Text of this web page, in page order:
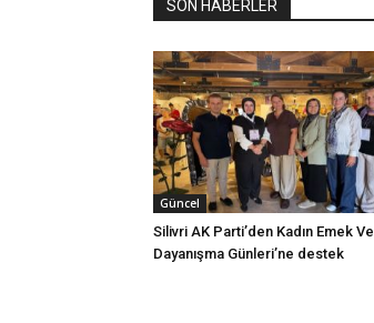
SON HABERLER
Güncel
Silivri AK Parti’den Kadın Emek Ve
Dayanışma Günleri’ne destek